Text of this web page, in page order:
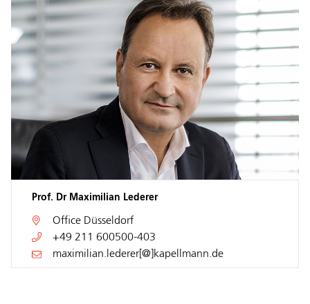
Prof. Dr Maximilian Lederer
Office Düsseldorf
+49 211 600500-403
maximilian.lederer[@]kapellmann.de